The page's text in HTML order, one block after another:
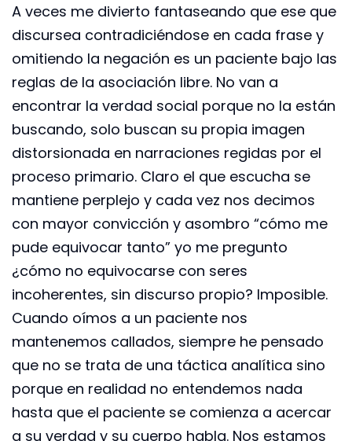
A veces me divierto fantaseando que ese que
discursea contradiciéndose en cada frase y
omitiendo la negación es un paciente bajo las
reglas de la asociación libre. No van a
encontrar la verdad social porque no la están
buscando, solo buscan su propia imagen
distorsionada en narraciones regidas por el
proceso primario. Claro el que escucha se
mantiene perplejo y cada vez nos decimos
con mayor convicción y asombro “cómo me
pude equivocar tanto” yo me pregunto
¿cómo no equivocarse con seres
incoherentes, sin discurso propio? Imposible.
Cuando oímos a un paciente nos
mantenemos callados, siempre he pensado
que no se trata de una táctica analítica sino
porque en realidad no entendemos nada
hasta que el paciente se comienza a acercar
a su verdad y su cuerpo habla. Nos estamos